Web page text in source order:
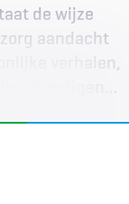
de wijze
aandacht
verhalen,